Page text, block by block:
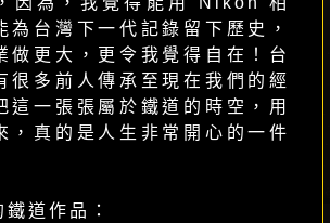
為台灣下一代記錄留下歷史，
做更大，更令我覺得自在！台
很多前人傳承至現在我們的經
這一張張屬於鐵道的時空，用
，真的是人生非常開心的一件
道作品：